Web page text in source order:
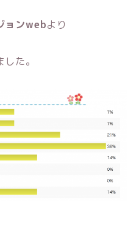
ョンwebより
た。